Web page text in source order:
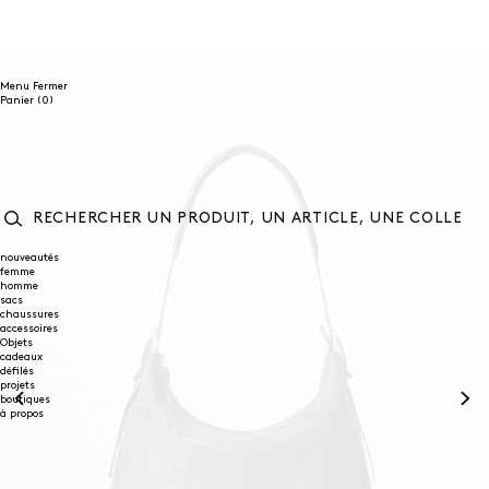
Menu Fermer
Panier (0)
UN
PRODUIT,
UN
UNE
COLLECTION...
nouveautés
femme
homme
sacs
chaussures
accessoires
Objets
cadeaux
défilés
projets
boutiques
à propos